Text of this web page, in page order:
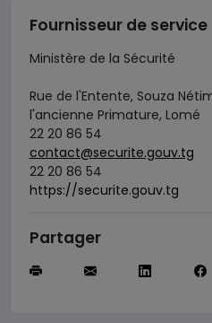
Fournisseur de service
Ministère de la Sécurité
Rue de l'Entente, Souza
l'ancienne Primature, Lomé
22 20 86 54
contact@securite.gouv.tg
22 20 86 54
https://securite.gouv.tg
Partager